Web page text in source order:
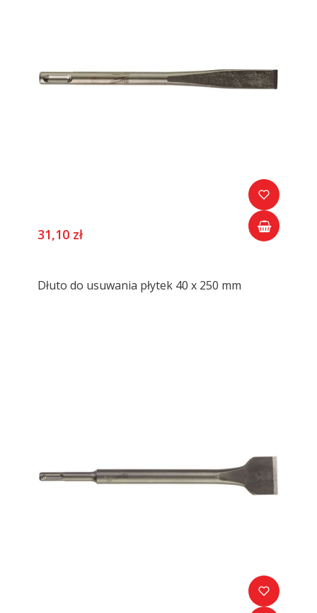
31,10 zł
Dłuto do usuwania płytek 40 x 250 mm